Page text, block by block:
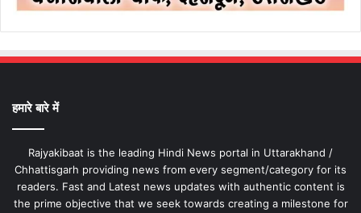
हमारे बारे में
Rajyakibaat is the leading Hindi News portal in Uttarakhand /
Chhattisgarh providing news from every segment/category for its
readers. Fast and Latest news updates with authentic content is
the prime objective that we seek towards creating a milestone for